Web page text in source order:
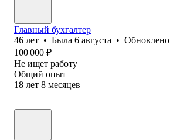
Главный бухгалтер
46 лет • Была 6 августа • Обновлено
100 000 ₽
Не ищет работу
Общий опыт
18 лет 8 месяцев